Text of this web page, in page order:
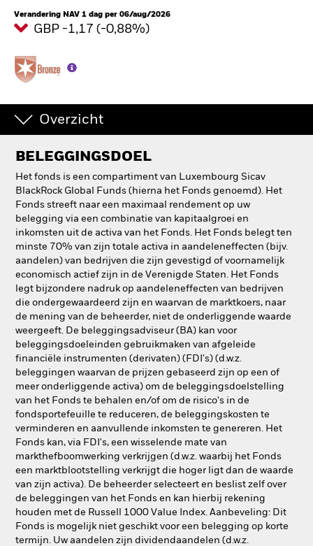
Verandering NAV 1 dag per 06/aug/2026
GBP -1,17 (-0,88%)
Overzicht
BELEGGINGSDOEL
Het fonds is een compartiment van Luxembourg Sicav
BlackRock Global Funds (hierna het Fonds genoemd). Het
Fonds streeft naar een maximaal rendement op uw
belegging via een combinatie van kapitaalgroei en
inkomsten uit de activa van het Fonds. Het Fonds belegt ten
minste 70% van zijn totale activa in aandeleneffecten (bijv.
aandelen) van bedrijven die zijn gevestigd of voornamelijk
economisch actief zijn in de Verenigde Staten. Het Fonds
legt bijzondere nadruk op aandeleneffecten van bedrijven
die ondergewaardeerd zijn en waarvan de marktkoers, naar
de mening van de beheerder, niet de onderliggende waarde
weergeeft. De beleggingsadviseur (BA) kan voor
beleggingsdoeleinden gebruikmaken van afgeleide
financiële instrumenten (derivaten) (FDI's) (d.w.z.
beleggingen waarvan de prijzen gebaseerd zijn op een of
meer onderliggende activa) om de beleggingsdoelstelling
van het Fonds te behalen en/of om de risico's in de
fondsportefeuille te reduceren, de beleggingskosten te
verminderen en aanvullende inkomsten te genereren. Het
Fonds kan, via FDI's, een wisselende mate van
markthefboomwerking verkrijgen (d.w.z. waarbij het Fonds
een marktblootstelling verkrijgt die hoger ligt dan de waarde
van zijn activa). De beheerder selecteert en beslist zelf over
de beleggingen van het Fonds en kan hierbij rekening
houden met de Russell 1000 Value Index. Aanbeveling: Dit
Fonds is mogelijk niet geschikt voor een belegging op korte
termijn. Uw aandelen zijn dividendaandelen (d.w.z.